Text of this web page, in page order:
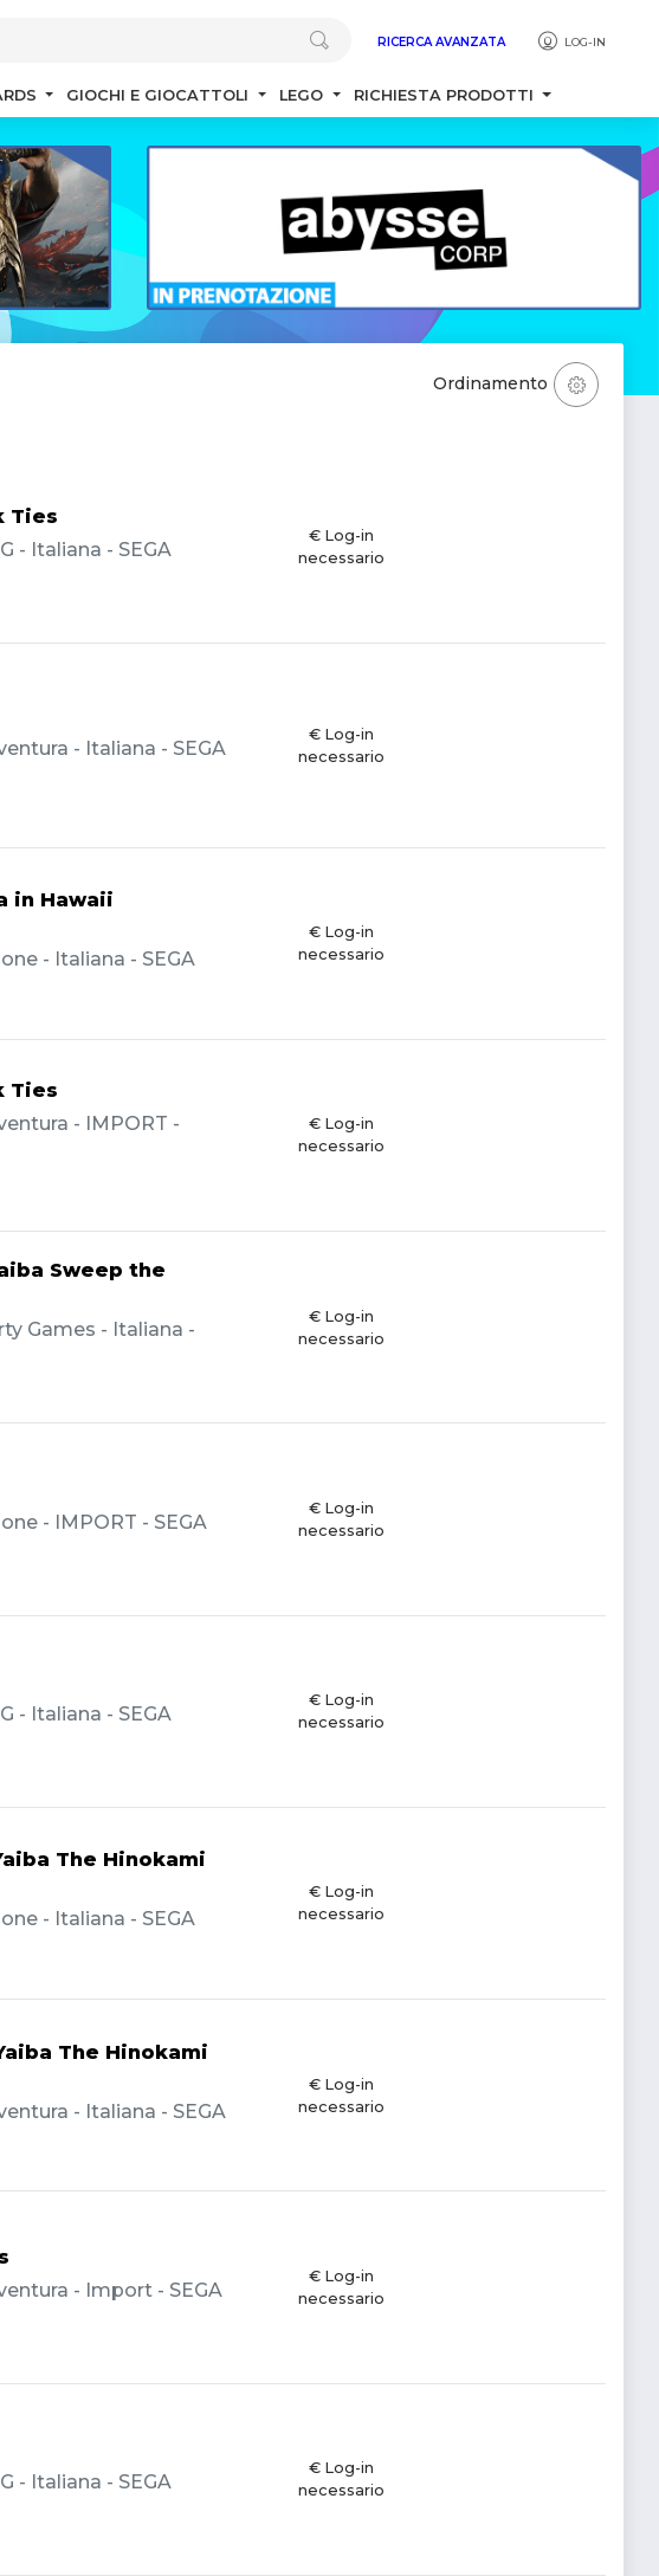
RICERCA AVANZATA LOG-IN
GIOCHI E GIOCATTOLI LEGO RICHIESTA PRODOTTI
Ordinamento
Ties
- Italiana - SEGA
€ Log-in
necessario
- Italiana - SEGA
€ Log-in
necessario
in Hawaii
- Italiana - SEGA
€ Log-in
necessario
Ties
- IMPORT -
€ Log-in
necessario
Sweep the
Games - Italiana -
€ Log-in
necessario
- IMPORT - SEGA
€ Log-in
necessario
- Italiana - SEGA
€ Log-in
necessario
The Hinokami
- Italiana - SEGA
€ Log-in
necessario
The Hinokami
- Italiana - SEGA
€ Log-in
necessario
- Import - SEGA
€ Log-in
necessario
- Italiana - SEGA
€ Log-in
necessario